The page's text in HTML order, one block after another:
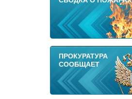
ПРОКУРАТУРА
СООБЩАЕТ